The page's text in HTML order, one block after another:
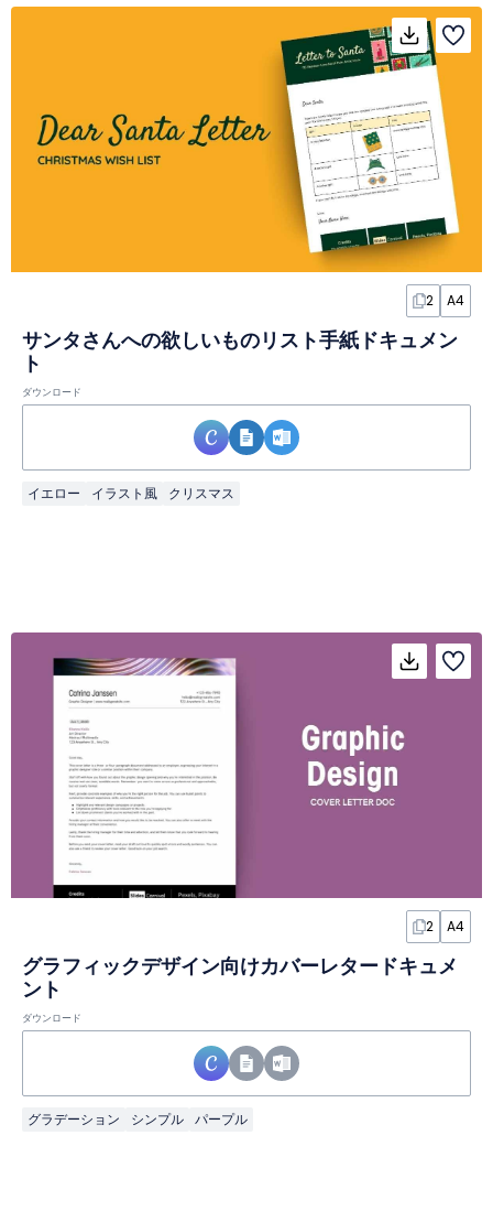
2 A4
サンタさんへの欲しいものリスト手紙ドキュメン
ト
ダウンロード
イエロー イラスト風 クリスマス
2 A4
グラフィックデザイン向けカバーレタードキュメ
ント
ダウンロード
グラデーション シンプル パープル